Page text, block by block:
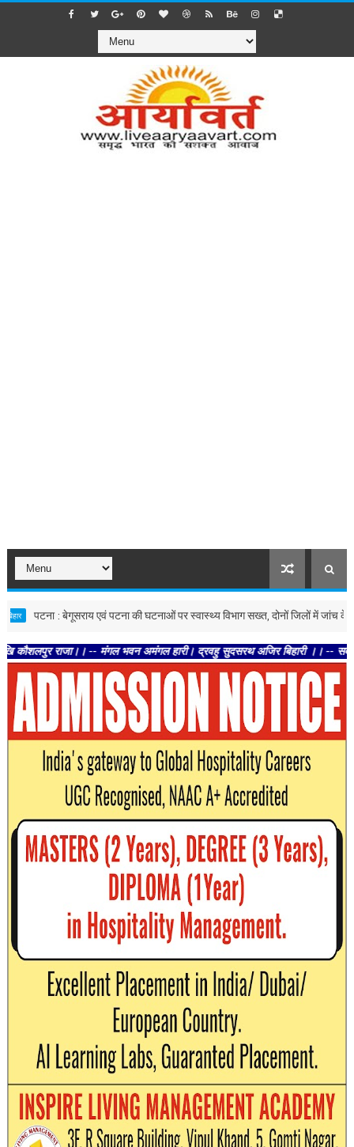
: बेगूसराय एवं पटना की घटनाओं पर स्वास्थ्य विभाग सख्त, दोनों जिलों में जांच के निर्देश
राजा।। -- मंगल भवन अमंगल हारी। द्रवहु सुदसरथ अजिर बिहारी ।। -- सब नर करहिं